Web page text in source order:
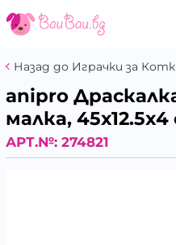
Назад до Играчки за
anipro
малка, 45х12.5х4
АРТ.№: 274821